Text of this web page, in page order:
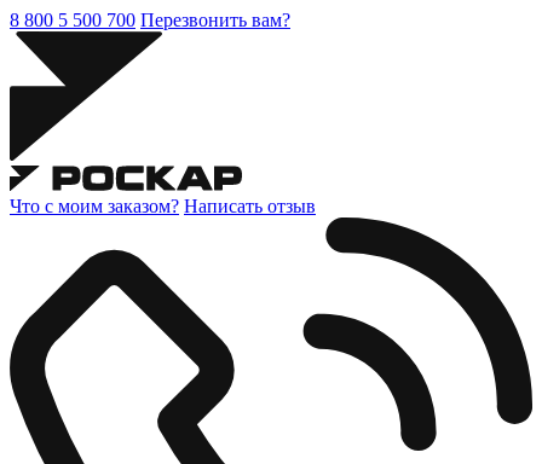
8 800 5 500 700 Перезвонить вам?
Что с моим заказом? Написать отзыв